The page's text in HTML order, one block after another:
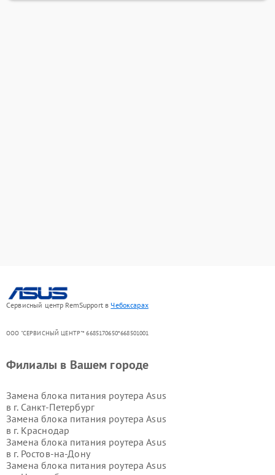
Сервисный центр RemSupport вЧебоксарах
ООО "СЕРВИСНЫЙ ЦЕНТР"* 6685170650*668501001
Филиалы в Вашем городе
Замена блока питания роутера Asus
в г. Санкт-Петербург
Замена блока питания роутера Asus
в г. Краснодар
Замена блока питания роутера Asus
в г. Ростов-на-Дону
Замена блока питания роутера Asus